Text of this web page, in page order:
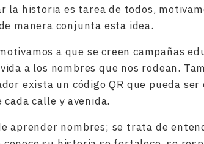
la historia es tarea de todos,
manera conjunta esta idea.
a que se creen campañas
a los nombres que nos rodean.
exista un código QR que pueda ser
calle y avenida.
aprender nombres; se trata de